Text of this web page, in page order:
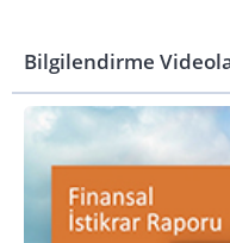
Bilgilendirme